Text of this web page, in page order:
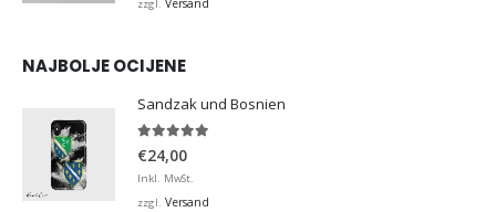
zzgl. Versand
NAJBOLJE OCIJENE
Sandzak und Bosnien
5.00von 5
€24,00
Inkl. MwSt.
zzgl. Versand